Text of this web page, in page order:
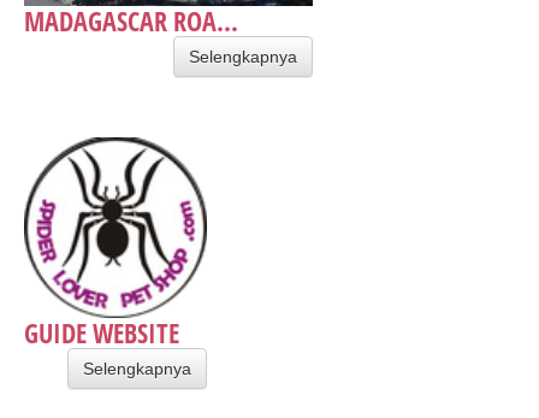
MADAGASCAR ROA...
Selengkapnya
GUIDE WEBSITE
Selengkapnya